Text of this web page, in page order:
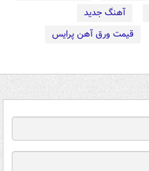
آهنگ جدید
قیمت ورق آهن پرایس